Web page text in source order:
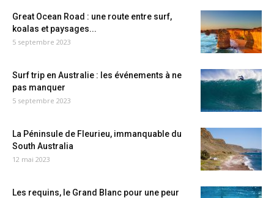
Great Ocean Road : une route entre surf,
koalas et paysages...
5 septembre 2023
Surf trip en Australie : les événements à ne
pas manquer
5 septembre 2023
La Péninsule de Fleurieu, immanquable du
South Australia
12 mai 2023
Les requins, le Grand Blanc pour une peur